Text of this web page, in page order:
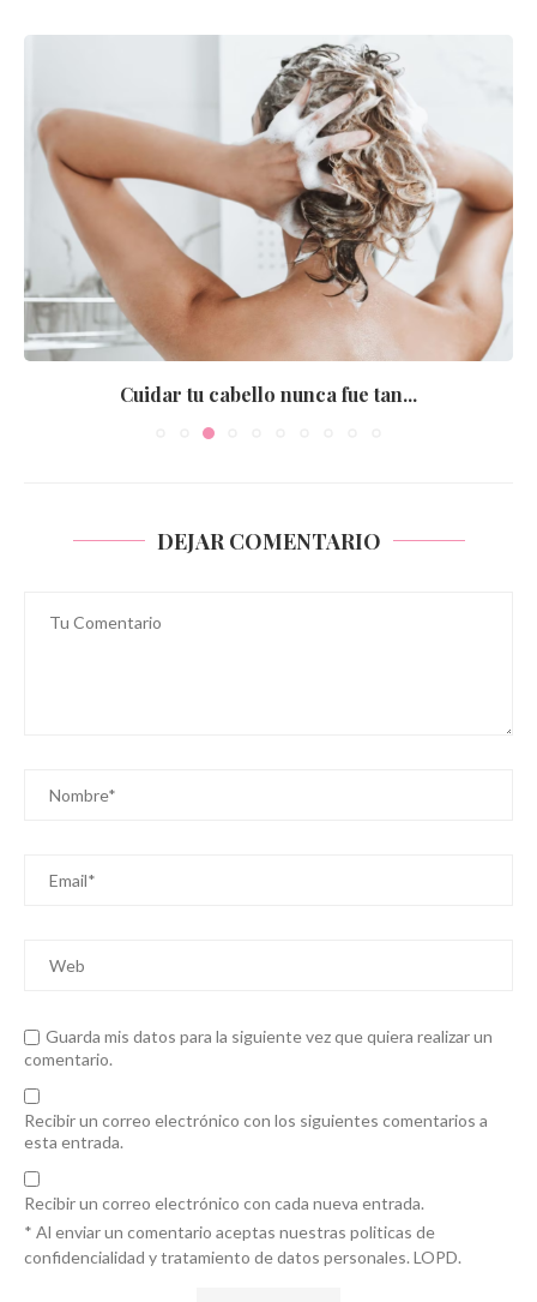
Cuidar tu cabello nunca fue tan...
DEJAR COMENTARIO
Guarda mis datos para la siguiente vez que quiera realizar un
comentario.
Recibir un correo electrónico con los siguientes comentarios a
esta entrada.
Recibir un correo electrónico con cada nueva entrada.
* Al enviar un comentario aceptas nuestras politicas de
confidencialidad y tratamiento de datos personales. LOPD.